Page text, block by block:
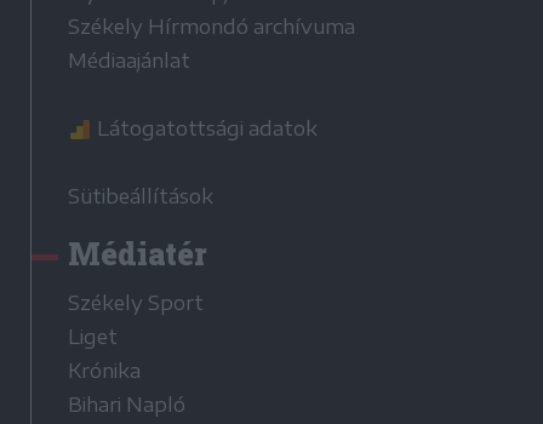
Székely Hírmondó archívuma
Médiaajánlat
Látogatottsági adatok
Sütibeállítások
Médiatér
Székely Sport
Liget
Krónika
Bihari Napló